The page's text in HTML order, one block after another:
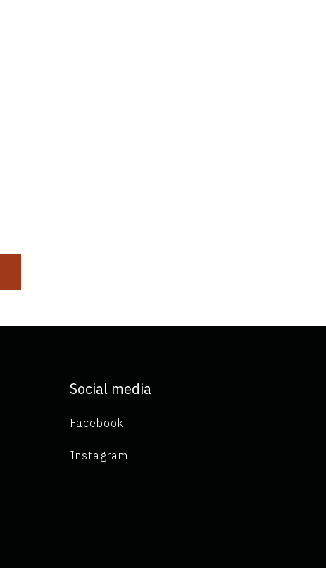
Social media
Facebook
Instagram